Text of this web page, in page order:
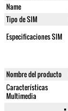
Name
Tipo de SIM
Especificaciones SIM
Nombre del producto
Características
Multimedia